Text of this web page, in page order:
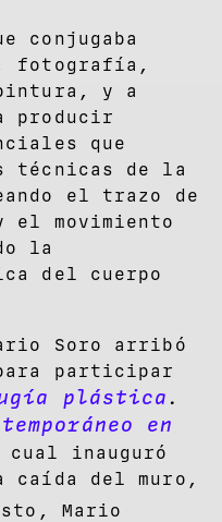
conjugaba
fotografía,
y a
producir
que
técnicas de la
el trazo de
movimiento
la
del cuerpo
Soro arribó
participar
plástica .
en
inauguró
caída del muro,
Mario